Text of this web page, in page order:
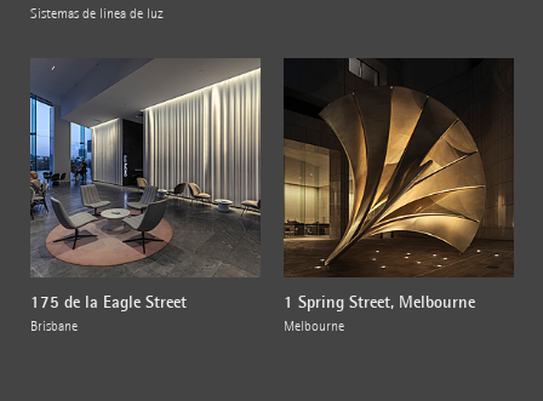
Sistemas de línea de luz
175 de la Eagle Street
Brisbane
1 Spring Street, Melbourne
Melbourne